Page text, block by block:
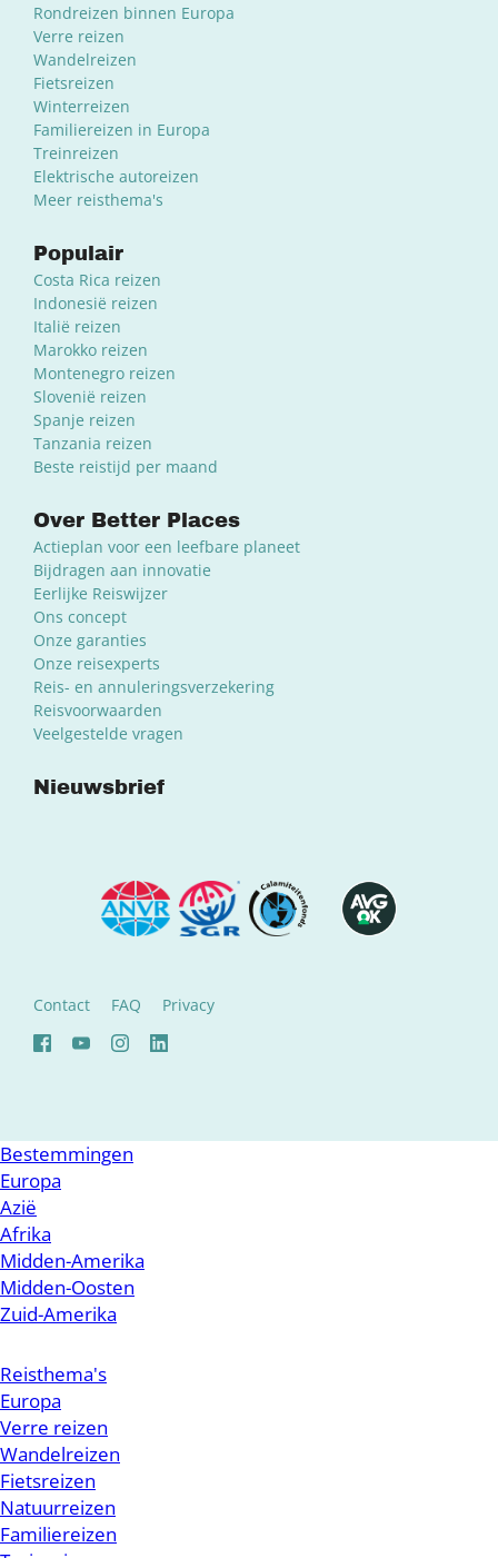
Rondreizen binnen Europa
Verre reizen
Wandelreizen
Fietsreizen
Winterreizen
Familiereizen in Europa
Treinreizen
Elektrische autoreizen
Meer reisthema's
Populair
Costa Rica reizen
Indonesië reizen
Italië reizen
Marokko reizen
Montenegro reizen
Slovenië reizen
Spanje reizen
Tanzania reizen
Beste reistijd per maand
Over Better Places
Actieplan voor een leefbare planeet
Bijdragen aan innovatie
Eerlijke Reiswijzer
Ons concept
Onze garanties
Onze reisexperts
Reis- en annuleringsverzekering
Reisvoorwaarden
Veelgestelde vragen
Nieuwsbrief
Contact FAQ Privacy
Bestemmingen
Europa
Azië
Afrika
Midden-Amerika
Midden-Oosten
Zuid-Amerika
Reisthema's
Europa
Verre reizen
Wandelreizen
Fietsreizen
Natuurreizen
Familiereizen